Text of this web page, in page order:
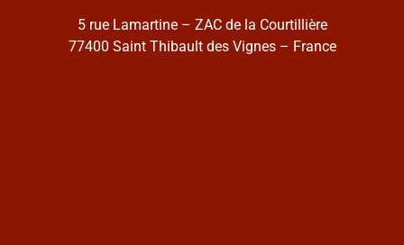
5 rue Lamartine – ZAC de la Courtillière
77400 Saint Thibault des Vignes – France